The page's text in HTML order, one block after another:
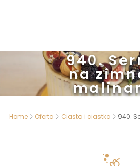
940.
na
Home Oferta Ciasta i ciastka 940.